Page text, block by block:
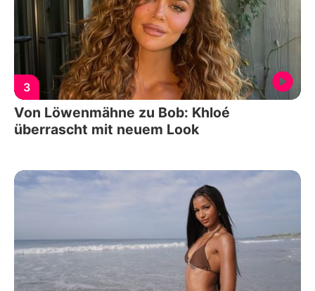
3
Von Löwenmähne zu Bob: Khloé
überrascht mit neuem Look